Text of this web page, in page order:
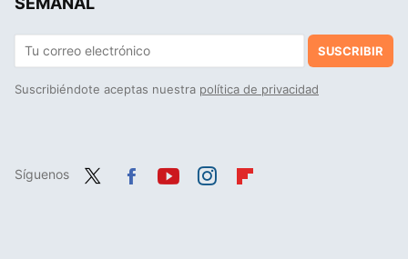
SUSCRIBIR
Suscribiéndote aceptas nuestra política de privacidad
Síguenos